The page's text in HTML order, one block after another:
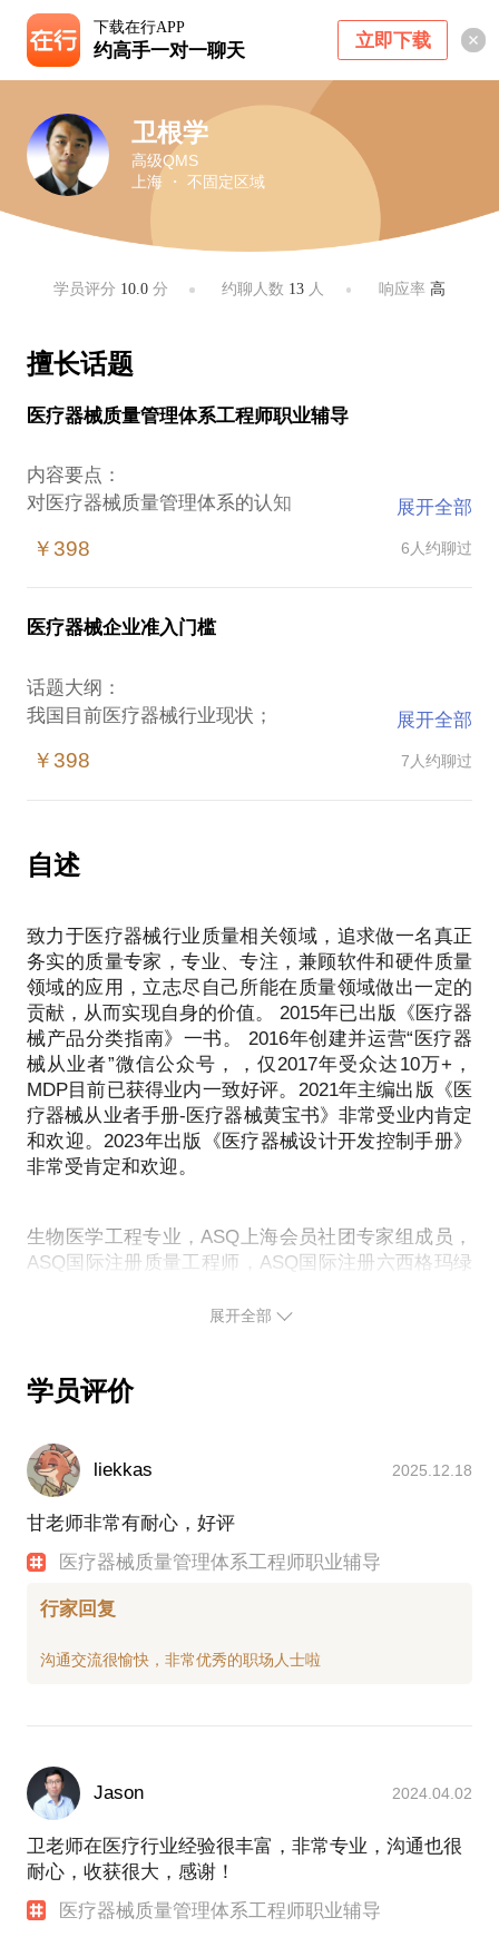
下载在行APP
约高手一对一聊天 立即下载
卫根学
高级QMS
上海 ・ 不固定区域
学员评分 10.0 分 约聊人数 13 人 响应率 高
擅长话题
医疗器械质量管理体系工程师职业辅导
内容要点：
对医疗器械质量管理体系的认知
展开全部
￥398 6人约聊过
医疗器械企业准入门槛
话题大纲：
我国目前医疗器械行业现状；
医疗器械行业的发展机遇。
展开全部
￥398 7人约聊过
自述
致力于医疗器械行业质量相关领域，追求做一名真正
务实的质量专家，专业、专注，兼顾软件和硬件质量
领域的应用，立志尽自己所能在质量领域做出一定的
贡献，从而实现自身的价值。 2015年已出版《医疗器
械产品分类指南》一书。 2016年创建并运营“医疗器
械从业者”微信公众号，，仅2017年受众达10万+，
MDP目前已获得业内一致好评。2021年主编出版《医
疗器械从业者手册-医疗器械黄宝书》非常受业内肯定
和欢迎。2023年出版《医疗器械设计开发控制手册》
非常受肯定和欢迎。
生物医学工程专业，ASQ上海会员社团专家组成员，
ASQ国际注册质量工程师，ASQ国际注册六西格玛绿
ISO13485、ISO14791、RoHS和CE内审员资格。
体系及相关法规；FDA QSR820、日本J-GMP、韩国
19年以上生产研发型企业医疗器械质量管理相关工作
经验，曾担任武汉致众上市公司质量总监，管理者代
表，高级QMS；上海微创医疗上市公司集团审核工程
2005-2007年 西安万智电子技术有限公司 部门经理
理 管理者代表
2014-2016年 上海微创医疗器械（集团）有限公司
2017年底 医疗器械行业自由职业者
项目经历：
完成II和III类医用超声系列产品注册
独立建立ISO9001和ISO13485质量管理体系，并通过
省局体考和第三方认证
历时半年全程参与PLM系统的调研与实施上线
成功完成两家子公司质量管理体系“两位一体”的整
展开全部
学员评价
liekkas 2025.12.18
甘老师非常有耐心，好评
医疗器械质量管理体系工程师职业辅导
行家回复
Jason 2024.04.02
卫老师在医疗行业经验很丰富，非常专业，沟通也很
耐心，收获很大，感谢！
医疗器械质量管理体系工程师职业辅导